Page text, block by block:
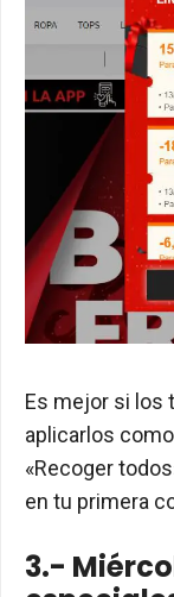
Es mejor si los
aplicarlos
«Recoger
en tu primera
3.-